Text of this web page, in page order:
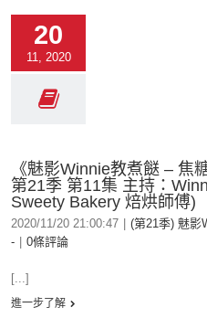
20
11, 2020
《魅影Winnie教煮餸 – 焦
第21季 第11集 主持：
Sweety Bakery 焙烘師傅)
2020/11/20 21:00:47 (第21季) 魅影
-
0條評論
[...]
進一步了解